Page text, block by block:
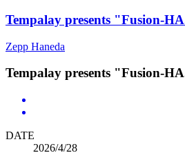
Tempalay presents "Fusion-
Zepp Haneda
Tempalay presents "Fusion-
DATE
2026/4/28